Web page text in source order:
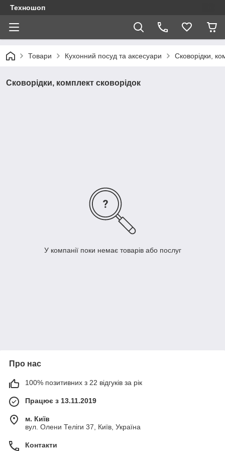
Техношоп
Товари Кухонний посуд та аксесуари Сковорідки,
Сковорідки, комплект сковорідок
У компанії поки немає товарів або послуг
Про нас
100% позитивних з 22 відгуків за рік
Працює з 13.11.2019
м. Київ
вул. Олени Теліги 37, Київ, Україна
Контакти